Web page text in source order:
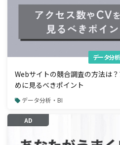
データ分析
Webサイトの競合調査の方法は
めに見るべきポイント
データ分析・BI
AD